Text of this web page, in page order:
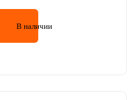
В наличии